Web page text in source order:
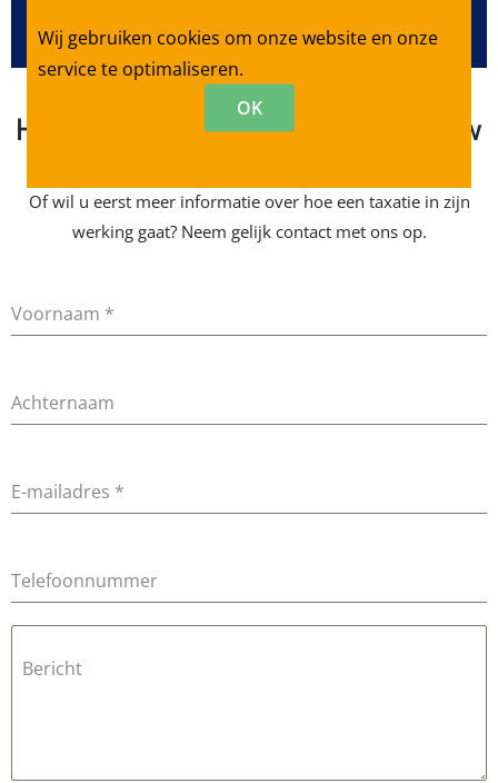
Heeft u een taxatie nodig voor uw
Of wil u eerst meer informatie over hoe een taxatie in zijn
werking gaat? Neem gelijk contact met ons op.
Voornaam *
Achternaam
E-mailadres *
Telefoonnummer
Bericht
Wij gebruiken cookies om onze website en onze
service te optimaliseren.
OK